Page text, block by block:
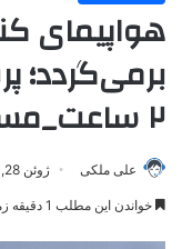
هواپیمای
برمی‌گردد؛
۲ ساعت_مستطیل زرد
علی ملکی ژوئن 28, 2025
خواندن این مطلب 1 دقیقه زمان میبرد